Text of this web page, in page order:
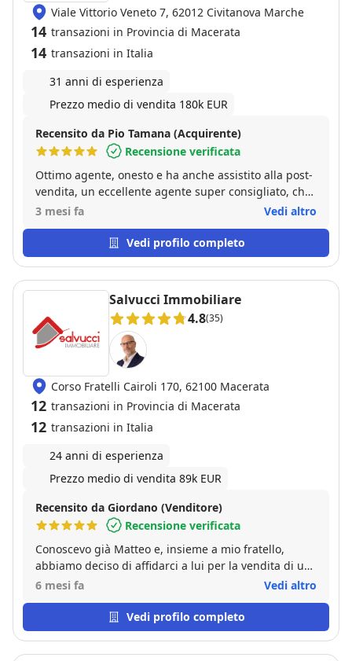
Viale Vittorio Veneto 7, 62012 Civitanova Marche
14 transazioni in Provincia di Macerata
14 transazioni in Italia
31 anni di esperienza
Prezzo medio di vendita 180k EUR
Recensito da Pio Tamana (Acquirente)
Recensione verificata
Ottimo agente, onesto e ha anche assistito alla post-
vendita, un eccellente agente super consigliato, che
si prende cura del proprio cliente fino all atto
3 mesi fa Vedi altro
Vedi profilo completo
Salvucci Immobiliare
4.8(35)
Corso Fratelli Cairoli 170, 62100 Macerata
12 transazioni in Provincia di Macerata
12 transazioni in Italia
24 anni di esperienza
Prezzo medio di vendita 89k EUR
Recensito da Giordano (Venditore)
Recensione verificata
Conoscevo già Matteo e, insieme a mio fratello,
abbiamo deciso di affidarci a lui per la vendita di un
immobile di famiglia. La vendita è andata bene ed è
parte di entrambi.
6 mesi fa Vedi altro
Vedi profilo completo